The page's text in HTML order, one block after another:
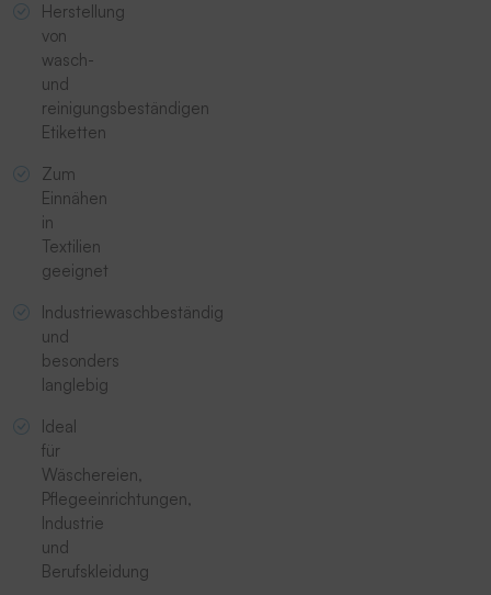
Herstellung
von
wasch-
und
reinigungsbeständigen
Etiketten
Zum
Einnähen
in
Textilien
geeignet
Industriewaschbeständig
und
besonders
langlebig
Ideal
für
Wäschereien,
Pflegeeinrichtungen,
Industrie
und
Berufskleidung